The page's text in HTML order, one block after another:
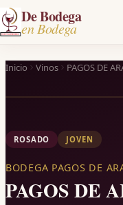
De Bodega
en Bodega
Inicio Vinos PAGOS DE
ROSADO JOVEN
BODEGA PAGOS DE
PAGOS DE